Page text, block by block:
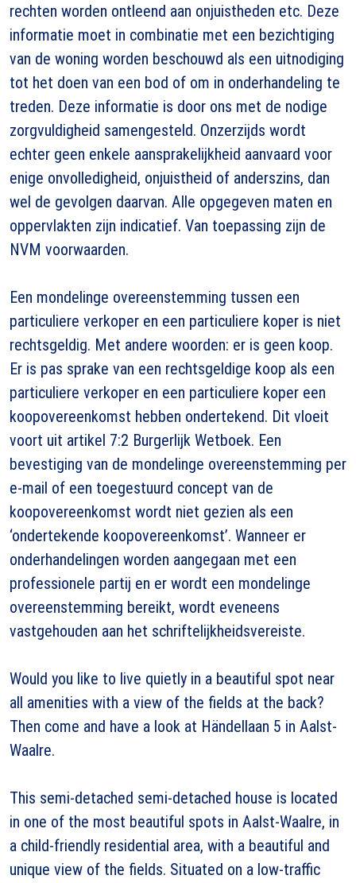
rechten worden ontleend aan onjuistheden etc. Deze
informatie moet in combinatie met een bezichtiging
van de woning worden beschouwd als een uitnodiging
tot het doen van een bod of om in onderhandeling te
treden. Deze informatie is door ons met de nodige
zorgvuldigheid samengesteld. Onzerzijds wordt
echter geen enkele aansprakelijkheid aanvaard voor
enige onvolledigheid, onjuistheid of anderszins, dan
wel de gevolgen daarvan. Alle opgegeven maten en
oppervlakten zijn indicatief. Van toepassing zijn de
NVM voorwaarden.
Een mondelinge overeenstemming tussen een
particuliere verkoper en een particuliere koper is niet
rechtsgeldig. Met andere woorden: er is geen koop.
Er is pas sprake van een rechtsgeldige koop als een
particuliere verkoper en een particuliere koper een
koopovereenkomst hebben ondertekend. Dit vloeit
voort uit artikel 7:2 Burgerlijk Wetboek. Een
bevestiging van de mondelinge overeenstemming per
e-mail of een toegestuurd concept van de
koopovereenkomst wordt niet gezien als een
‘ondertekende koopovereenkomst’. Wanneer er
onderhandelingen worden aangegaan met een
professionele partij en er wordt een mondelinge
overeenstemming bereikt, wordt eveneens
vastgehouden aan het schriftelijkheidsvereiste.
Would you like to live quietly in a beautiful spot near
all amenities with a view of the fields at the back?
Then come and have a look at Händellaan 5 in Aalst-
Waalre.
This semi-detached semi-detached house is located
in one of the most beautiful spots in Aalst-Waalre, in
a child-friendly residential area, with a beautiful and
unique view of the fields. Situated on a low-traffic